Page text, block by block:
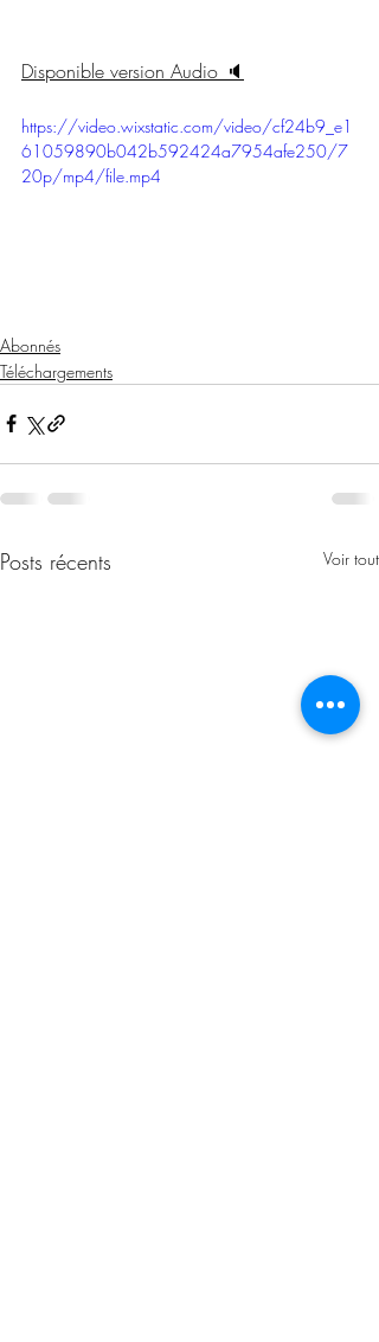
Disponible version Audio 🔈
https://video.wixstatic.com/video/cf24b9_e1
61059890b042b592424a7954afe250/7
20p/mp4/file.mp4
Abonnés
Téléchargements
Posts récents Voir tout